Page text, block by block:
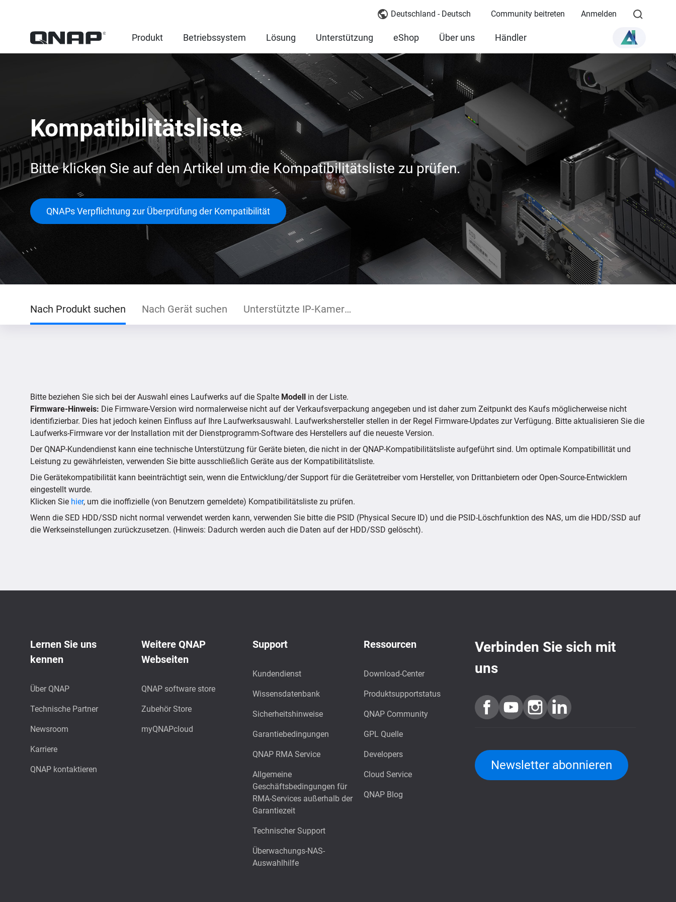
Deutschland - Deutsch Community beitreten Anmelden
Produkt Betriebssystem Lösung Unterstützung eShop Über uns Händler
Kompatibilitätsliste
Bitte klicken Sie auf den Artikel um die Kompatibilitätsliste zu prüfen.
QNAPs Verpflichtung zur Überprüfung der Kompatibilität
Nach Produkt suchen Nach Gerät suchen Unterstützte IP-Kameras
Bitte beziehen Sie sich bei der Auswahl eines Laufwerks auf die Spalte Modell
in der Liste.
Firmware-Hinweis: Die Firmware-Version wird normalerweise nicht auf der Verkaufsverpackung angegeben und ist daher zum Zeitpunkt des Kaufs möglicherweise nicht
identifizierbar. Dies hat jedoch keinen Einfluss auf Ihre Laufwerksauswahl. Laufwerkshersteller stellen in der Regel Firmware-Updates zur Verfügung. Bitte aktualisieren Sie die
Laufwerks-Firmware vor der Installation mit der Dienstprogramm-Software des Herstellers auf die neueste Version.
Der QNAP-Kundendienst kann eine technische Unterstützung für Geräte bieten, die nicht in der QNAP-Kompatibilitätsliste aufgeführt sind. Um optimale Kompatibillität und
Leistung zu gewährleisten, verwenden Sie bitte ausschließlich Geräte aus der Kompatibilitätsliste.
Die Gerätekompatibilität kann beeinträchtigt sein, wenn die Entwicklung/der Support für die Gerätetreiber vom Hersteller, von Drittanbietern oder Open-Source-Entwicklern
eingestellt wurde.
Klicken Sie hier, um die inoffizielle (von Benutzern gemeldete) Kompatibilitätsliste zu prüfen.
Wenn die SED HDD/SSD nicht normal verwendet werden kann, verwenden Sie bitte die PSID (Physical Secure ID) und die PSID-Löschfunktion des NAS, um die HDD/SSD auf
die Werkseinstellungen zurückzusetzen. (Hinweis: Dadurch werden auch die Daten auf der HDD/SSD gelöscht).
Lernen Sie uns
kennen
Über QNAP
Technische Partner
Newsroom
Karriere
QNAP kontaktieren
Weitere QNAP
Webseiten
QNAP software store
Zubehör Store
myQNAPcloud
Support
Kundendienst
Wissensdatenbank
Sicherheitshinweise
Garantiebedingungen
QNAP RMA Service
Allgemeine
Geschäftsbedingungen für
RMA-Services außerhalb der
Garantiezeit
Technischer Support
Überwachungs-NAS-
Auswahlhilfe
Ressourcen
Download-Center
Produktsupportstatus
QNAP Community
GPL Quelle
Developers
Cloud Service
QNAP Blog
Verbinden Sie sich mit
uns
Newsletter abonnieren